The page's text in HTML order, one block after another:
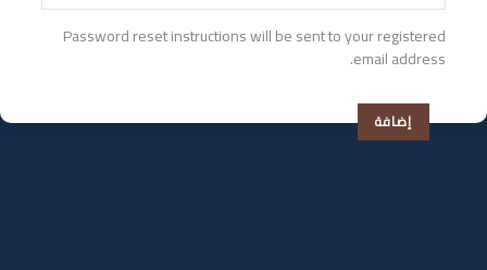
Password reset instructions will be sent to your registered
email address.